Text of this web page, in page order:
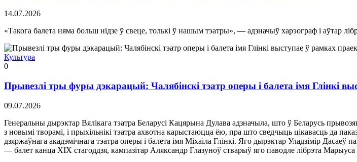
14.07.2026
«Такога балета няма больш нідзе ў свеце, толькі ў нашым тэатры», — адзначыў харэограф і аўтар
Культура
0
Прывезлі тры фуры дэкарацый: Чалябінскі тэатр оперы і балета імя Глінкі
09.07.2026
Генеральны дырэктар Вялікага тэатра Беларусі Кацярына Дулава адзначыла, што ў Беларусь
з новымі творамі, і прыхільнікі тэатра ахвотна карыстаюцца ёю, пра што сведчыць цікавасць да
дзяржаўнага акадэмічнага тэатра оперы і балета імя Міхаіла Глінкі. Яго дырэктар Уладзімір
— балет канца ХІХ стагоддзя, кампазітар Аляксандр Глазуноў стварыў яго паводле лібрэта Марыуса